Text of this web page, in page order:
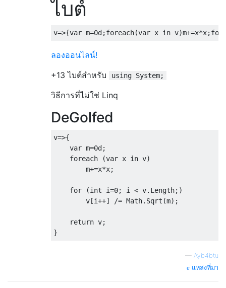
ไบต์
v=>{var m=0d ;foreach(var x in v)m+=x*x;for
ลองออนไลน์!
+13 ไบต์สำหรับ
using System;
วิธีการที่ไม่ใช่ Linq
DeGolfed
v=>{
var m=0d ;
foreach
(var x in v)
        m
+=x*x;
for (int i=0; i < v. Length;)
        v
[i++] /= Math. Sqrt (m);
return v;
}
— Ayb4btu
แหล่งที่มา